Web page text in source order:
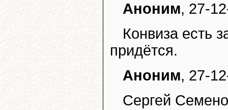
Аноним, 27-
Конвиза есть
придётся.
Аноним, 27-
Сергей